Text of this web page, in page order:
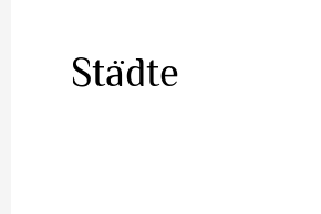
Städte